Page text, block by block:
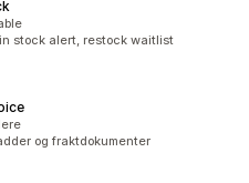
stock alert, restock waitlist
og fraktdokumenter